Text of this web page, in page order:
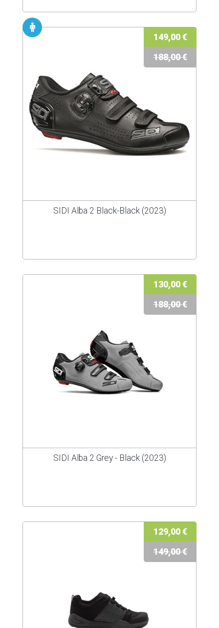
149,00 €
188,00 €
SIDI Alba 2 Black-Black (2023)
130,00 €
188,00 €
SIDI Alba 2 Grey - Black (2023)
129,00 €
149,00 €